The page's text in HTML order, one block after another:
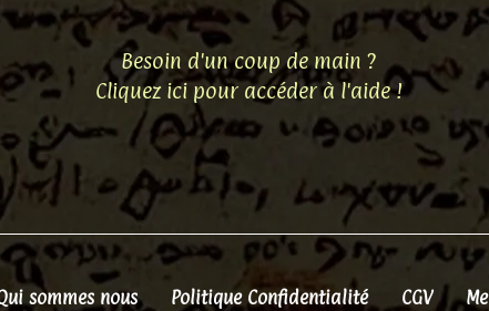
Besoin d'un coup de main ?
Cliquez ici pour accéder à l'aide !
sommes nous Politique Confidentialité CGV